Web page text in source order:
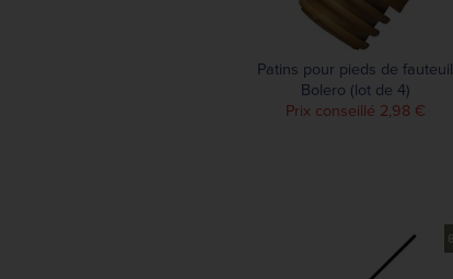
Patins pour pieds de fauteuil
Bolero (lot de 4)
Prix conseillé 2,98 €